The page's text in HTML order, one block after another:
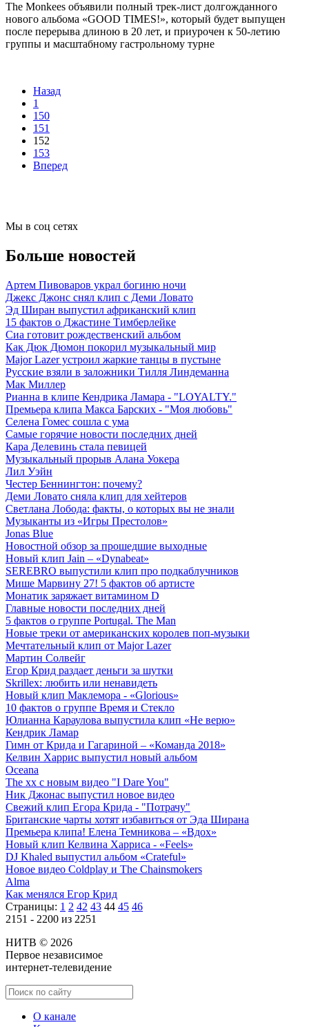
The Monkees объявили полный трек-лист долгожданного
нового альбома «GOOD TIMES!», который будет выпущен
после перерыва длиною в 20 лет, и приурочен к 50-летию
группы и масштабному гастрольному турне
Назад
1
150
151
152
153
Вперед
Мы в соц сетях
Больше новостей
Артем Пивоваров украл богиню ночи
Джекс Джонс снял клип с Деми Ловато
Эд Ширан выпустил африканский клип
15 фактов о Джастине Тимберлейке
Сиа готовит рождественский альбом
Как Дюк Дюмон покорил музыкальный мир
Major Lazer устроил жаркие танцы в пустыне
Русские взяли в заложники Тилля Линдеманна
Мак Миллер
Рианна в клипе Кендрика Ламара - "LOYALTY."
Премьера клипа Макса Барских - "Моя любовь"
Селена Гомес сошла с ума
Самые горячие новости последних дней
Кара Делевинь стала певицей
Музыкальный прорыв Алана Уокера
Лил Уэйн
Честер Беннингтон: почему?
Деми Ловато сняла клип для хейтеров
Светлана Лобода: факты, о которых вы не знали
Музыканты из «Игры Престолов»
Jonas Blue
Новостной обзор за прошедшие выходные
Новый клип Jain – «Dynabeat»
SEREBRO выпустили клип про подкаблучников
Мише Марвину 27! 5 фактов об артисте
Монатик заряжает витамином D
Главные новости последних дней
5 фактов о группе Portugal. The Man
Новые треки от американских королев поп-музыки
Мечтательный клип от Major Lazer
Мартин Солвейг
Егор Крид раздает деньги за шутки
Skrillex: любить или ненавидеть
Новый клип Маклемора - «Glorious»
10 фактов о группе Время и Стекло
Юлианна Караулова выпустила клип «Не верю»
Кендрик Ламар
Гимн от Крида и Гагариной – «Команда 2018»
Келвин Харрис выпустил новый альбом
Oceana
The xx с новым видео "I Dare You"
Ник Джонас выпустил новое видео
Свежий клип Егора Крида - "Потрачу"
Британские чарты хотят избавиться от Эда Ширана
Премьера клипа! Елена Темникова – «Вдох»
Новый клип Келвина Харриса - «Feels»
DJ Khaled выпустил альбом «Crateful»
Новое видео Coldplay и The Chainsmokers
Alma
Как менялся Егор Крид
Страницы: 1 2 42 43 44 45 46
2151 - 2200 из 2251
НИТВ © 2026
Первое независимое
интернет-телевидение
О канале